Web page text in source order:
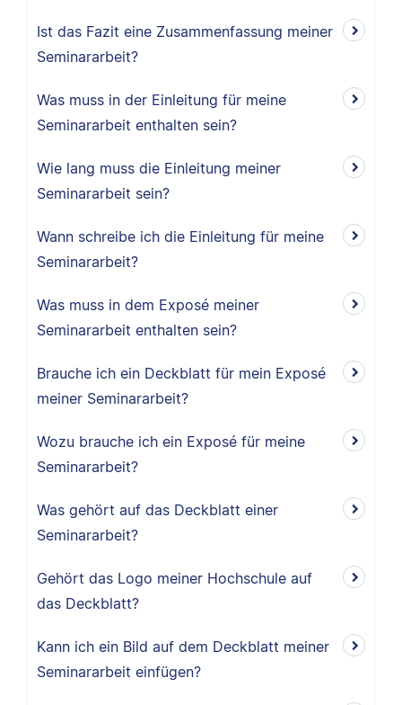
Ist das Fazit eine Zusammenfassung meiner
Seminararbeit?
Was muss in der Einleitung für meine
Seminararbeit enthalten sein?
Wie lang muss die Einleitung meiner
Seminararbeit sein?
Wann schreibe ich die Einleitung für meine
Seminararbeit?
Was muss in dem Exposé meiner
Seminararbeit enthalten sein?
Brauche ich ein Deckblatt für mein Exposé
meiner Seminararbeit?
Wozu brauche ich ein Exposé für meine
Seminararbeit?
Was gehört auf das Deckblatt einer
Seminararbeit?
Gehört das Logo meiner Hochschule auf
das Deckblatt?
Kann ich ein Bild auf dem Deckblatt meiner
Seminararbeit einfügen?